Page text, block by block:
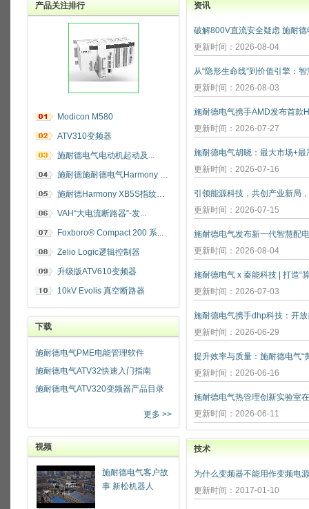
产品关注排行
Modicon M580
ATV310变频器
施耐德电气电动机起动及...
施耐德施耐德电气Harmony 指纹开关
施耐德Harmony XB5S指纹识别开关
VAH“大电流断路器”-发...
Foxboro® Compact 200 系...
Zelio Logic逻辑控制器
升级版ATV610变频器
10kV Evolis 真空断路器
下载
施耐德电气PME电能管理软件
施耐德电气ATV32快速入门指南
施耐德电气ATV320变频器产品目录
更多 >>
视频
施耐德电气客户故
事 新松机器人
资讯
更新时间：2026-08-04
更新时间：2026-08-03
施耐德电气携手AMD发布首款
更新时间：2026-07-27
更新时间：2026-07-16
更新时间：2026-07-15
施耐德电气发布新一代智慧配
更新时间：2026-08-04
施耐德电气 x 秦能科技 | 打造“
更新时间：2026-07-03
更新时间：2026-06-29
更新时间：2026-06-16
更新时间：2026-06-11
技术
为什么变频器不能用作变频电
更新时间：2017-01-10